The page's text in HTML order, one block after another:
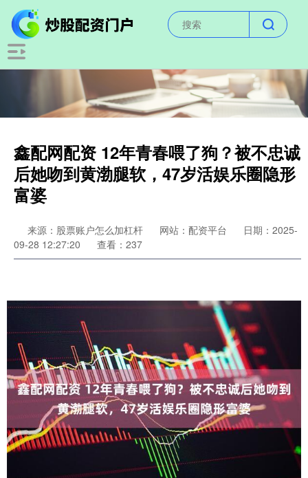
鑫配网配资 12年青春喂了狗？被不忠诚
后她吻到黄渤腿软，47岁活娱乐圈隐形
富婆
来源：股票账户怎么加杠杆 网站：配资平台
日期：2025-
09-28 12:27:20
查看：237